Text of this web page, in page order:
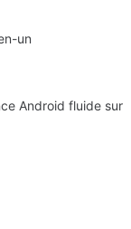
un
Android fluide sur